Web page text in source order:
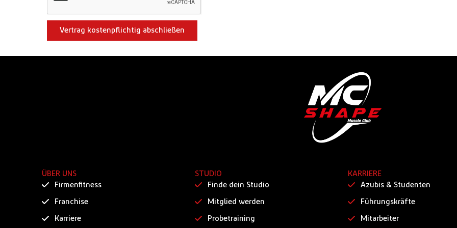
Vertrag kostenpflichtig abschließen
ÜBER UNS
Firmenfitness
Franchise
Karriere
STUDIO
Finde dein Studio
Mitglied werden
Probetraining
KARRIERE
Azubis & Studenten
Führungskräfte
Mitarbeiter